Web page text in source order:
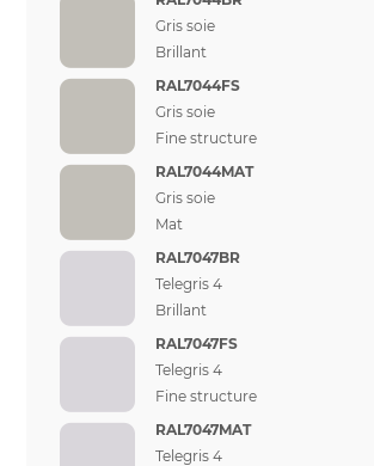
Gris soie
Brillant
RAL7044FS
Gris soie
Fine structure
RAL7044MAT
Gris soie
Mat
RAL7047BR
Telegris 4
Brillant
RAL7047FS
Telegris 4
Fine structure
RAL7047MAT
Telegris 4